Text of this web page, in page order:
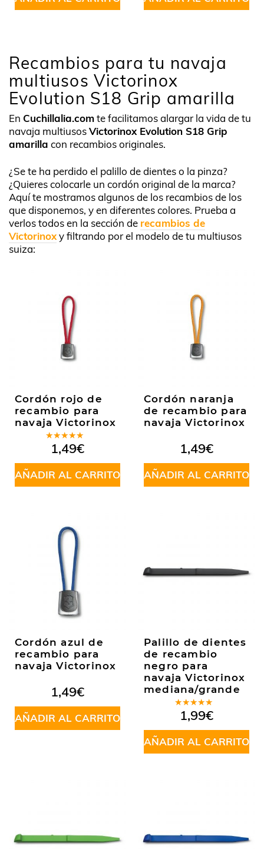
Recambios para tu navaja
multiusos Victorinox
Evolution S18 Grip amarilla
En Cuchillalia.comte facilitamos alargar la vida de tu
navaja multiusosVictorinox Evolution S18 Grip
amarilla con recambios originales.
¿Se te ha perdido el palillo de dientes o la pinza?
¿Quieres colocarle un cordón original de la marca?
Aquí te mostramos algunos de los recambios de los
que disponemos, y en diferentes colores. Prueba a
verlos todos en la sección de recambios de
Victorinoxy filtrando por el modelo de tu multiusos
suiza:
Cordón rojo de
recambio para
navaja Victorinox
Valorado
en5.00de
5
1,49€
AÑADIR AL CARRITO
Cordón naranja
de recambio para
navaja Victorinox
1,49€
AÑADIR AL CARRITO
Cordón azul de
recambio para
navaja Victorinox
1,49€
AÑADIR AL CARRITO
Palillo de dientes
de recambio
negro para
navaja Victorinox
mediana/grande
Valorado
en5.00de
5
1,99€
AÑADIR AL CARRITO